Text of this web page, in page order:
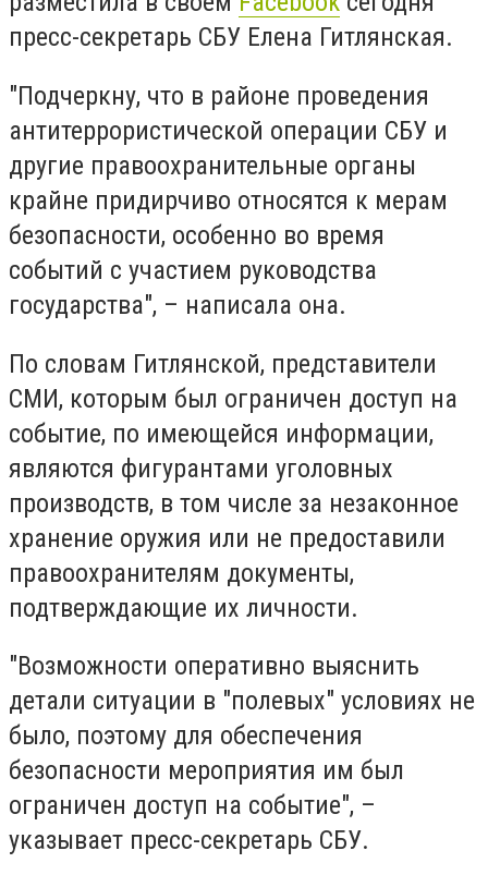
пресс-секретарь СБУ Елена Гитлянская.
"Подчеркну, что в районе проведения
антитеррористической операции СБУ и
другие правоохранительные органы
крайне придирчиво относятся к мерам
безопасности, особенно во время
событий с участием руководства
государства", – написала она.
По словам Гитлянской, представители
СМИ, которым был ограничен доступ на
событие, по имеющейся информации,
являются фигурантами уголовных
производств, в том числе за незаконное
хранение оружия или не предоставили
правоохранителям документы,
подтверждающие их личности.
"Возможности оперативно выяснить
детали ситуации в "полевых" условиях не
было, поэтому для обеспечения
безопасности мероприятия им был
ограничен доступ на событие", –
указывает пресс-секретарь СБУ.